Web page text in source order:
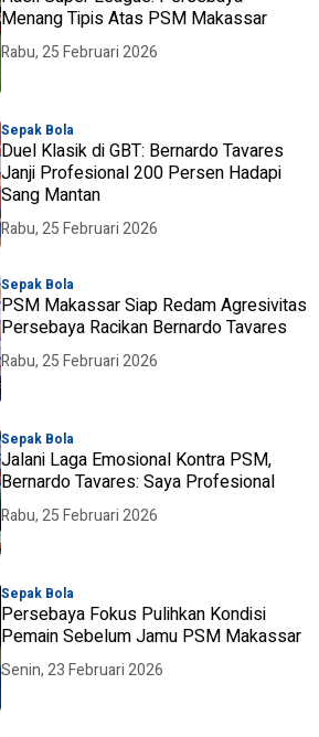
Menang Tipis Atas PSM Makassar
Rabu, 25 Februari 2026
Sepak Bola
Duel Klasik di GBT: Bernardo Tavares
Janji Profesional 200 Persen Hadapi
Sang Mantan
Rabu, 25 Februari 2026
Sepak Bola
PSM Makassar Siap Redam Agresivitas
Persebaya Racikan Bernardo Tavares
Rabu, 25 Februari 2026
Sepak Bola
Jalani Laga Emosional Kontra PSM,
Bernardo Tavares: Saya Profesional
Rabu, 25 Februari 2026
Sepak Bola
Persebaya Fokus Pulihkan Kondisi
Pemain Sebelum Jamu PSM Makassar
Senin, 23 Februari 2026